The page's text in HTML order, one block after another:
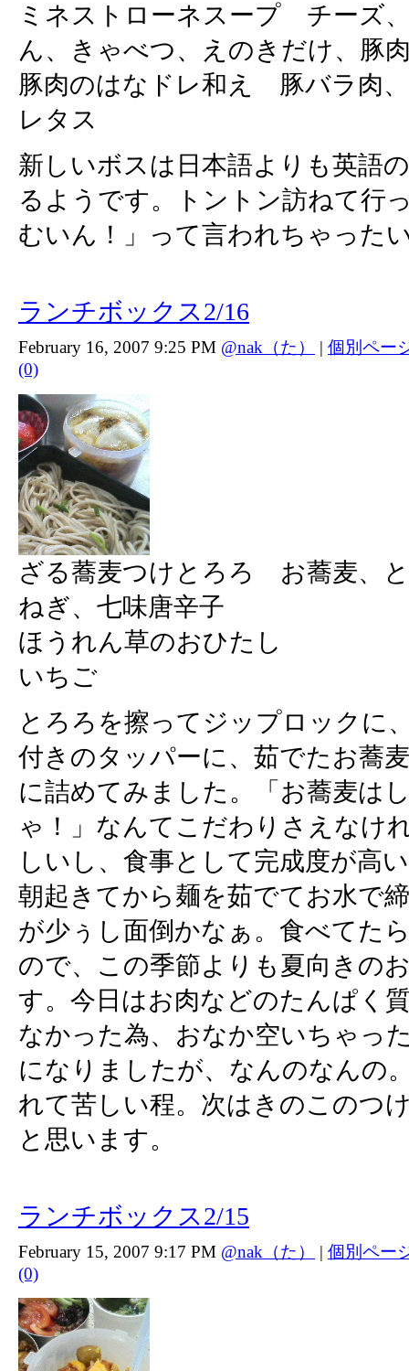
ミネストローネスープ チーズ
ん、きゃべつ、えのきだけ、豚
豚肉のはなドレ和え 豚バラ肉
レタス
新しいボスは日本語よりも英語
るようです。トントン訪ねて行
むいん！」って言われちゃった
ランチボックス2/16
February 16, 2007 9:25 PM @nak（た） | 個別ペー
(0)
ざる蕎麦つけとろろ お蕎麦、
ねぎ、七味唐辛子
ほうれん草のおひたし
いちご
とろろを擦ってジップロックに
付きのタッパーに、茹でたお蕎
に詰めてみました。「お蕎麦は
ゃ！」なんてこだわりさえなけ
しいし、食事として完成度が高
朝起きてから麺を茹でてお水で
が少ぅし面倒かなぁ。食べてた
ので、この季節よりも夏向きの
す。今日はお肉などのたんぱく
なかった為、おなか空いちゃっ
になりましたが、なんのなんの
れて苦しい程。次はきのこのつ
と思います。
ランチボックス2/15
February 15, 2007 9:17 PM @nak（た） | 個別ペー
(0)